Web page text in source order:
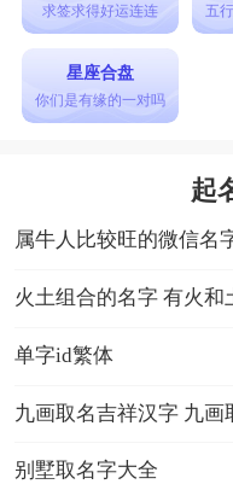
包容与力量。
【杨皓轩】— 寓意
越。
【杨雅歌】— 寓意
感。
动。
【杨子墨】— 寓意
求签求得好运连连 五
星座合盘
你们是有缘的一对吗
起
属牛人比较旺的微信名
火土组合的名字 有火和
单字id繁体
九画取名吉祥汉字 九画
别墅取名字大全